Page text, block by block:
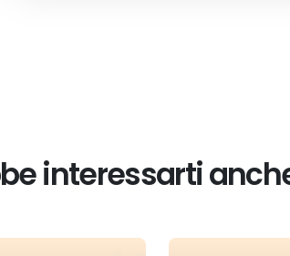
interessarti